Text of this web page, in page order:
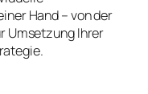
Hand – von der
Umsetzung Ihrer